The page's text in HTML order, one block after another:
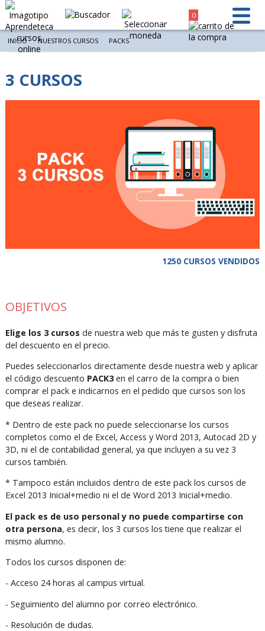
0
INICIO NUESTROS CURSOS PACKS
3 CURSOS
1250 CURSOS VENDIDOS
OBJETIVOS
Elige los 3 cursos de nuestra web que más te gusten y disfruta
del descuento en el precio.
Puedes seleccionarlos directamente desde nuestra web y aplicar
el código descuento PACK3en el carro de la compra o bien
comprar el pack e indicarnos en el pedido que cursos son los
que deseas realizar.
* Dentro de este pack no puede seleccionarse los cursos
completos como el de Excel, Access y Word 2013, Autocad 2D y
3D, ni el de contabilidad general, ya que incluyen a su vez 3
cursos también.
* Tampoco están incluidos dentro de este pack los cursos de
Excel 2013 Inicial+medio ni el de Word 2013 Inicial+medio.
El pack es de uso personal y no puede compartirse con
otra persona, es decir, los 3 cursos los tiene que realizar el
mismo alumno.
Todos los cursos disponen de:
- Acceso 24 horas al campus virtual.
- Seguimiento del alumno por correo electrónico.
- Resolución de dudas.